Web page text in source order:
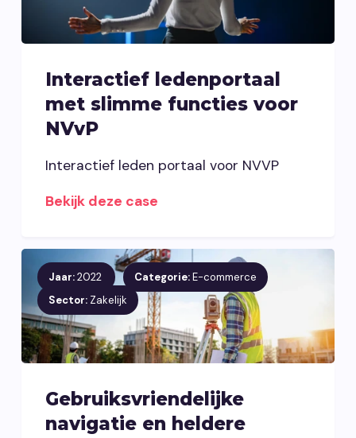
Interactief ledenportaal
met slimme functies voor
NVvP
Interactief leden portaal voor NVVP
Bekijk deze case
Jaar:2022 Categorie:E-commerce
Sector: Zakelijk
Gebruiksvriendelijke
navigatie en heldere